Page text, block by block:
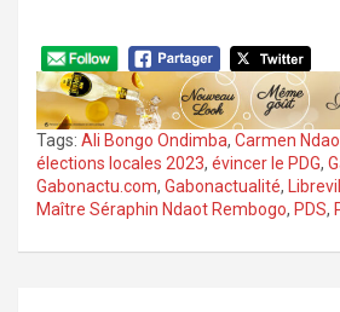
Tags: Ali Bongo Ondimba, Carmen
élections locales 2023, évincer le PDG,
Gabonactu.com, Gabonactualité,
Maître Séraphin Ndaot Rembogo, PDS,